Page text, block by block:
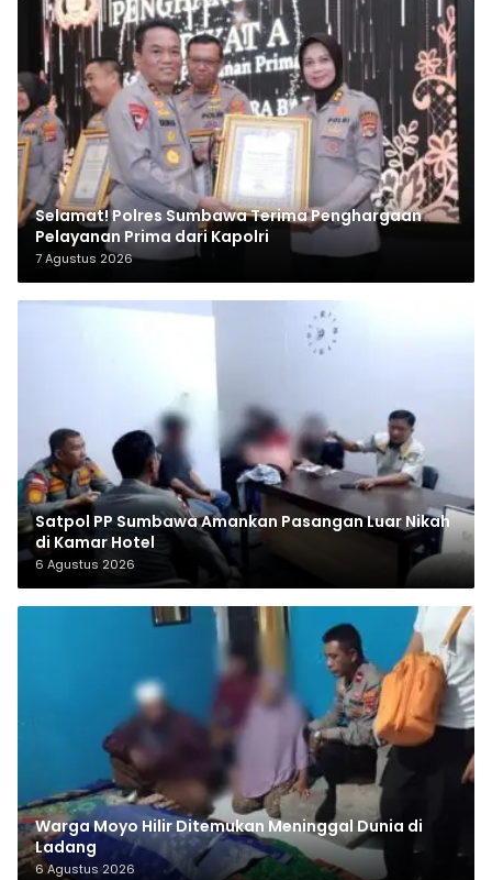
Selamat! Polres Sumbawa Terima Penghargaan
Pelayanan Prima dari Kapolri
7 Agustus 2026
Satpol PP Sumbawa Amankan Pasangan Luar Nikah
di Kamar Hotel
6 Agustus 2026
Warga Moyo Hilir Ditemukan Meninggal Dunia di
Ladang
6 Agustus 2026